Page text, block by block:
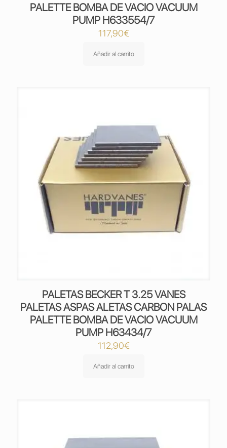
PALETTE BOMBA DE VACIO VACUUM
PUMP H633554/7
117,90€
Añadir al carrito
PALETAS BECKER T 3.25 VANES
PALETAS ASPAS ALETAS CARBON PALAS
PALETTE BOMBA DE VACIO VACUUM
PUMP H63434/7
112,90€
Añadir al carrito